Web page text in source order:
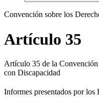
Convención sobre los
Artículo 35
Artículo 35 de la Convención
con Discapacidad
Informes presentados por los